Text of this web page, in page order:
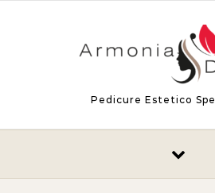
Pedicure Estetico